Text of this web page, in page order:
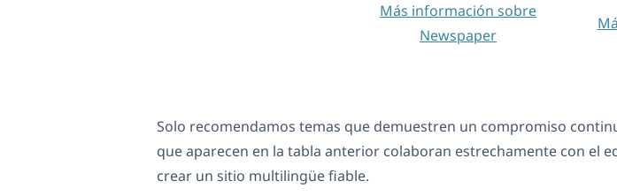
Más información sobre
Newspaper
Solo recomendamos temas que demuestren un compromiso
que aparecen en la tabla anterior colaboran estrechamente con el
crear un sitio multilingüe fiable.